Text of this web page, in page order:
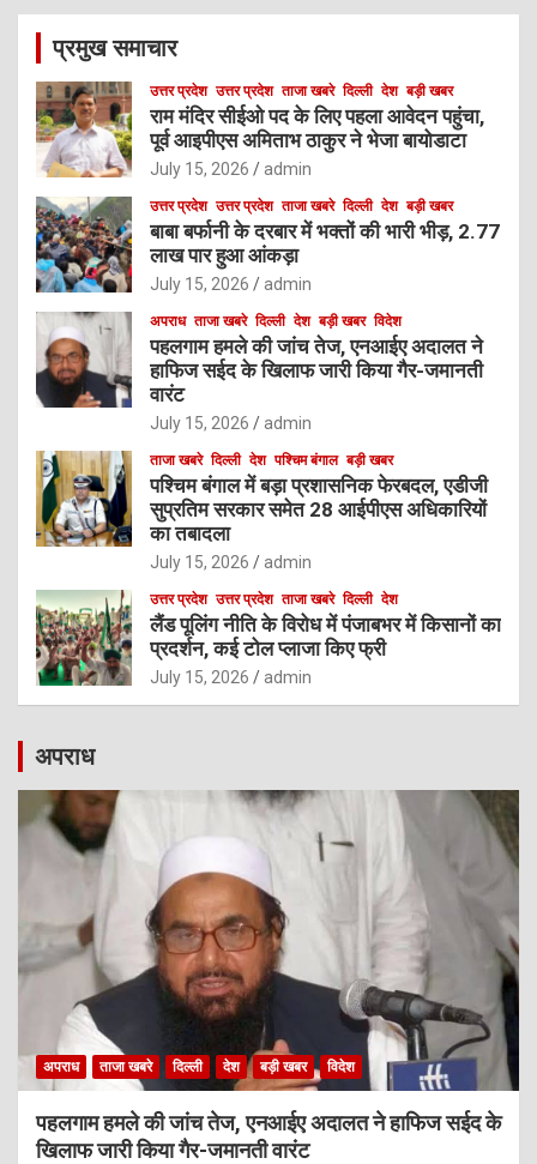
c
प्रमुख समाचार
उत्तर प्रदेश उत्तर प्रदेश ताजा खबरे दिल्ली देश बड़ी खबर
राम मंदिर सीईओ पद के लिए पहला आवेदन पहुंचा,
पूर्व आइपीएस अमिताभ ठाकुर ने भेजा बायोडाटा
July 15, 2026 admin
उत्तर प्रदेश उत्तर प्रदेश ताजा खबरे दिल्ली देश बड़ी खबर
बाबा बर्फानी के दरबार में भक्तों की भारी भीड़, 2.77
लाख पार हुआ आंकड़ा
July 15, 2026 admin
अपराध ताजा खबरे दिल्ली देश बड़ी खबर विदेश
पहलगाम हमले की जांच तेज, एनआईए अदालत ने
हाफिज सईद के खिलाफ जारी किया गैर-जमानती
वारंट
July 15, 2026 admin
ताजा खबरे दिल्ली देश पश्चिम बंगाल बड़ी खबर
पश्चिम बंगाल में बड़ा प्रशासनिक फेरबदल, एडीजी
सुप्रतिम सरकार समेत 28 आईपीएस अधिकारियों
का तबादला
July 15, 2026 admin
उत्तर प्रदेश उत्तर प्रदेश ताजा खबरे दिल्ली देश
लैंड पूलिंग नीति के विरोध में पंजाबभर में किसानों का
प्रदर्शन, कई टोल प्लाजा किए फ्री
July 15, 2026 admin
अपराध
अपराध ताजा खबरे दिल्ली देश बड़ी खबर विदेश
पहलगाम हमले की जांच तेज, एनआईए अदालत ने हाफिज सईद के
खिलाफ जारी किया गैर-जमानती वारंट